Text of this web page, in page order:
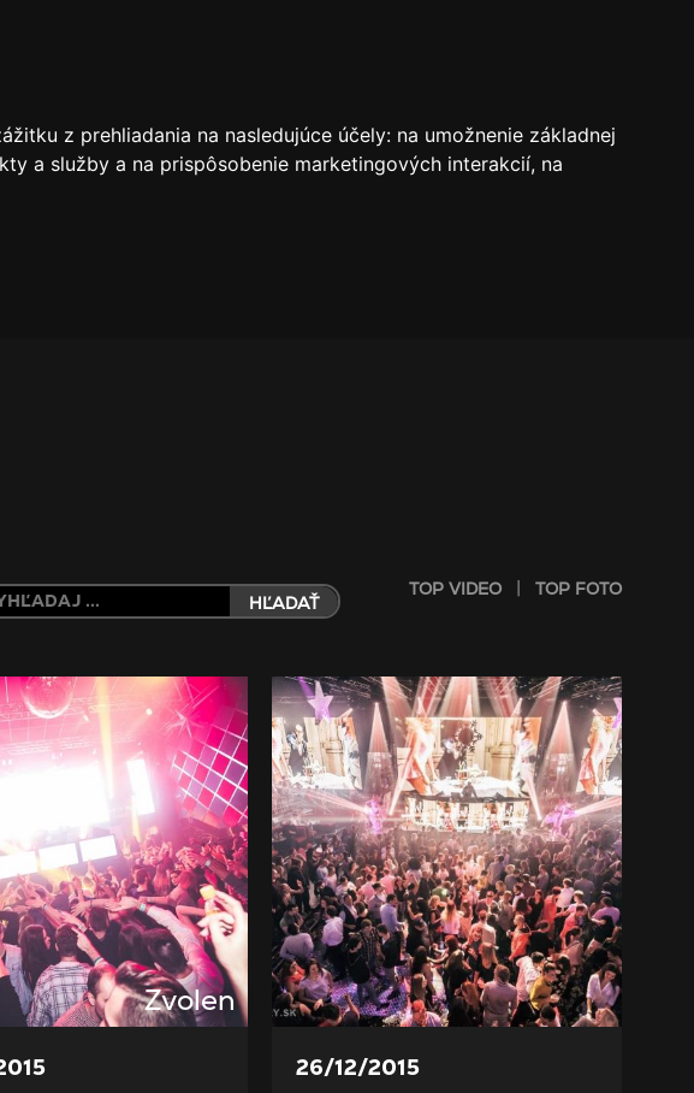
z prehliadania na nasledujúce účely: na umožnenie základnej
a služby a na prispôsobenie marketingových interakcií, na
TOP VIDEO | TOP FOTO
HĽADAŤ
Zvolen
26/12/2015